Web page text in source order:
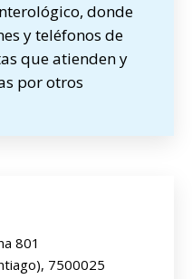
donde
y teléfonos de
que atienden y
por otros
801
7500025